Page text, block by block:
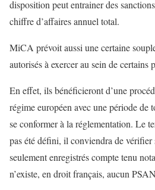
disposition peut entrainer des
chiffre d’affaires annuel total.
MiCA prévoit aussi une certaine
autorisés à exercer au sein de certains
En effet, ils bénéficieront d’une
régime européen avec une période de
se conformer à la réglementation. Le
pas été défini, il conviendra de vérifier
seulement enregistrés compte tenu
n’existe, en droit français, aucun